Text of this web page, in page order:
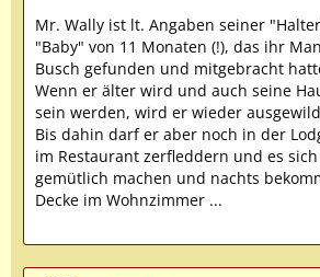
Mr. Wally ist lt. Angaben seiner
"Baby" von 11 Monaten (!), das ihr
Busch gefunden und mitgebracht
Wenn er älter wird und auch seine
sein werden, wird er wieder
Bis dahin darf er aber noch in der
im Restaurant zerfleddern und es
gemütlich machen und nachts
Decke im Wohnzimmer ...